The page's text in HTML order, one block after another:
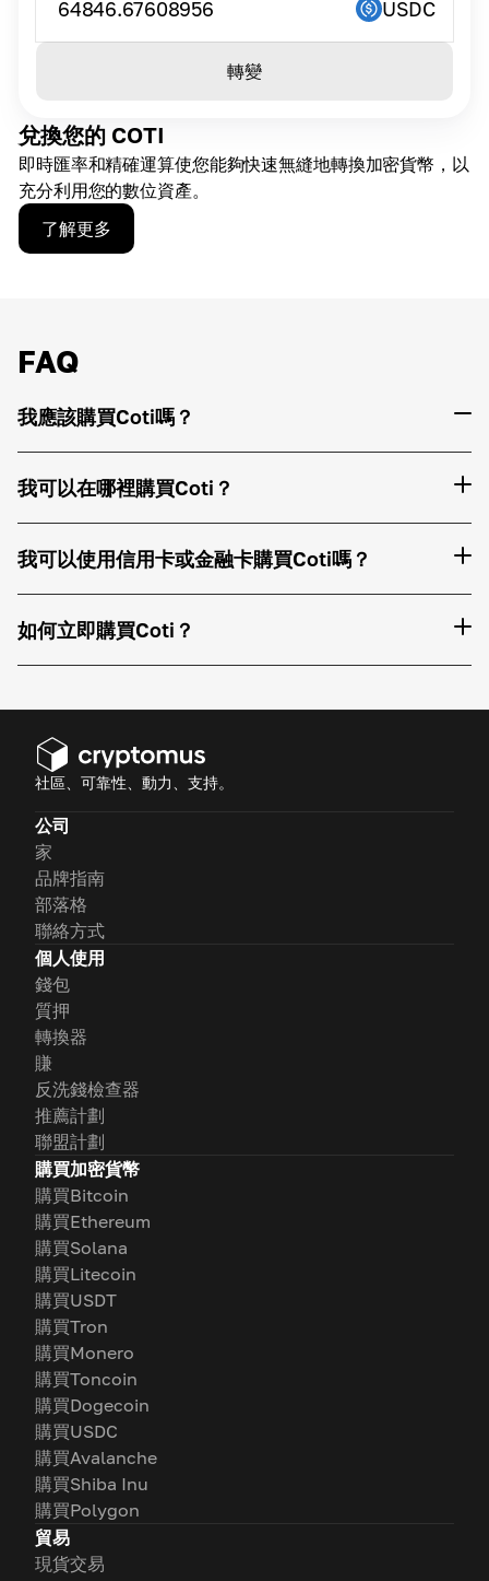
兌換您的 COTI
即時匯率和精確運算使您能夠快速無縫地轉換加密貨幣，以
充分利用您的數位資產。
了解更多
64846.67608956 USDC
轉變
FAQ
我應該購買Coti嗎？
我可以在哪裡購買Coti？
我可以使用信用卡或金融卡購買Coti嗎？
如何立即購買Coti？
社區、可靠性、動力、支持。
公司
家
品牌指南
部落格
聯絡方式
個人使用
錢包
質押
轉換器
賺
反洗錢檢查器
推薦計劃
聯盟計劃
購買加密貨幣
購買Bitcoin
購買Ethereum
購買Solana
購買Litecoin
購買USDT
購買Tron
購買Monero
購買Toncoin
購買Dogecoin
購買USDC
購買Avalanche
購買Shiba Inu
購買Polygon
貿易
現貨交易